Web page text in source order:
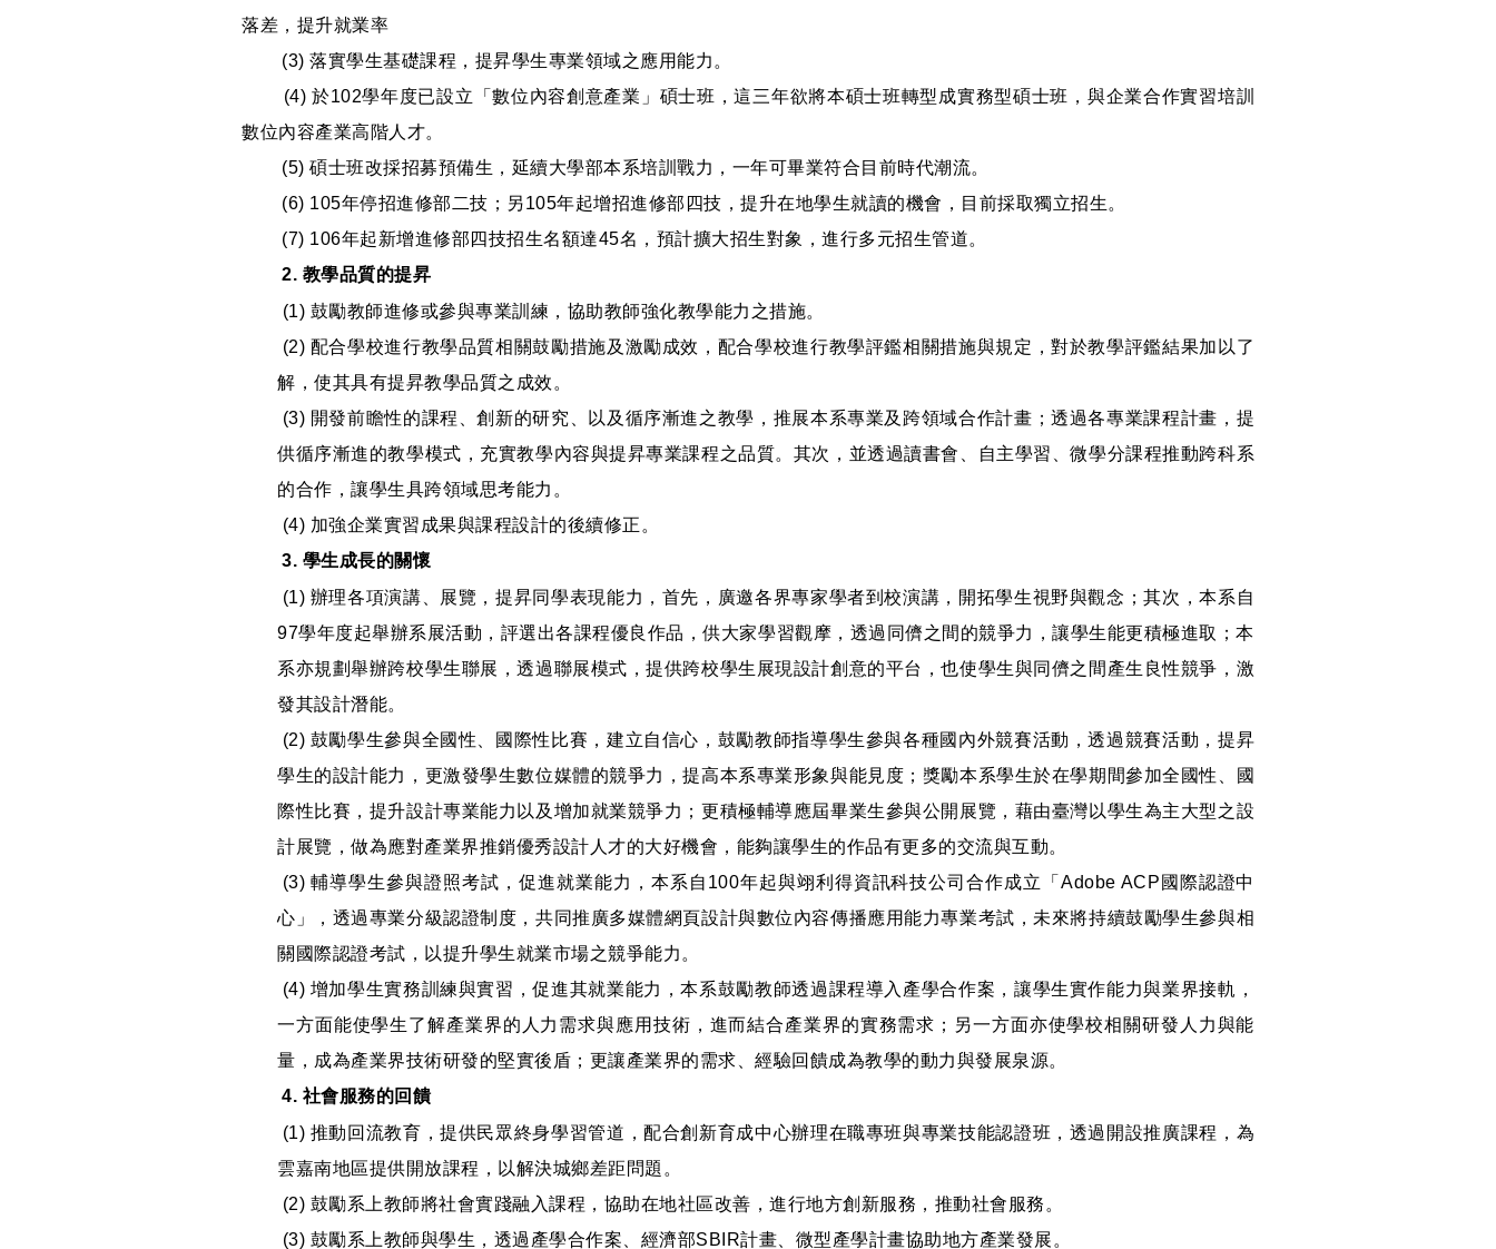
落差，提升就業率
(3) 落實學生基礎課程，提昇學生專業領域之應用能力。
(4) 於102學年度已設立「數位內容創意產業」碩士班，這三年欲將本碩士班轉型成實務型碩士班，與企業合作實習培訓
數位內容產業高階人才。
(5) 碩士班改採招募預備生，延續大學部本系培訓戰力，一年可畢業符合目前時代潮流。
(6) 105年停招進修部二技；另105年起增招進修部四技，提升在地學生就讀的機會，目前採取獨立招生。
(7) 106年起新增進修部四技招生名額達45名，預計擴大招生對象，進行多元招生管道。
2. 教學品質的提昇
(1) 鼓勵教師進修或參與專業訓練，協助教師強化教學能力之措施。
(2) 配合學校進行教學品質相關鼓勵措施及激勵成效，配合學校進行教學評鑑相關措施與規定，對於教學評鑑結果加以了
解，使其具有提昇教學品質之成效。
(3) 開發前瞻性的課程、創新的研究、以及循序漸進之教學，推展本系專業及跨領域合作計畫；透過各專業課程計畫，提
供循序漸進的教學模式，充實教學內容與提昇專業課程之品質。其次，並透過讀書會、自主學習、微學分課程推動跨科系
的合作，讓學生具跨領域思考能力。
(4) 加強企業實習成果與課程設計的後續修正。
3. 學生成長的關懷
(1) 辦理各項演講、展覽，提昇同學表現能力，首先，廣邀各界專家學者到校演講，開拓學生視野與觀念；其次，本系自
97學年度起舉辦系展活動，評選出各課程優良作品，供大家學習觀摩，透過同儕之間的競爭力，讓學生能更積極進取；本
系亦規劃舉辦跨校學生聯展，透過聯展模式，提供跨校學生展現設計創意的平台，也使學生與同儕之間產生良性競爭，激
發其設計潛能。
(2) 鼓勵學生參與全國性、國際性比賽，建立自信心，鼓勵教師指導學生參與各種國內外競賽活動，透過競賽活動，提昇
學生的設計能力，更激發學生數位媒體的競爭力，提高本系專業形象與能見度；獎勵本系學生於在學期間參加全國性、國
際性比賽，提升設計專業能力以及增加就業競爭力；更積極輔導應屆畢業生參與公開展覽，藉由臺灣以學生為主大型之設
計展覽，做為應對產業界推銷優秀設計人才的大好機會，能夠讓學生的作品有更多的交流與互動。
(3) 輔導學生參與證照考試，促進就業能力，本系自100年起與翊利得資訊科技公司合作成立「Adobe ACP國際認證中
心」，透過專業分級認證制度，共同推廣多媒體網頁設計與數位內容傳播應用能力專業考試，未來將持續鼓勵學生參與相
關國際認證考試，以提升學生就業市場之競爭能力。
(4) 增加學生實務訓練與實習，促進其就業能力，本系鼓勵教師透過課程導入產學合作案，讓學生實作能力與業界接軌，
一方面能使學生了解產業界的人力需求與應用技術，進而結合產業界的實務需求；另一方面亦使學校相關研發人力與能
量，成為產業界技術研發的堅實後盾；更讓產業界的需求、經驗回饋成為教學的動力與發展泉源。
4. 社會服務的回饋
(1) 推動回流教育，提供民眾終身學習管道，配合創新育成中心辦理在職專班與專業技能認證班，透過開設推廣課程，為
雲嘉南地區提供開放課程，以解決城鄉差距問題。
(2) 鼓勵系上教師將社會實踐融入課程，協助在地社區改善，進行地方創新服務，推動社會服務。
(3) 鼓勵系上教師與學生，透過產學合作案、經濟部SBIR計畫、微型產學計畫協助地方產業發展。